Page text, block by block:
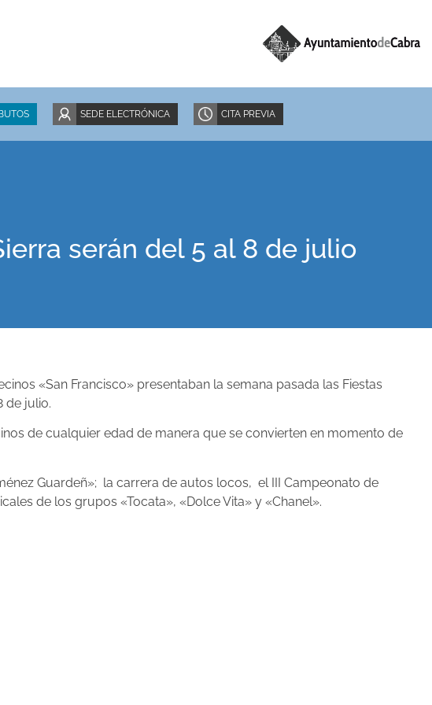
SEDE ELECTRÓNICA CITA PREVIA
serán del 5 al 8 de julio
«San Francisco» presentaban la semana pasada las Fiestas
de julio.
de cualquier edad de manera que se convierten en momento de
Guardeñ»; la carrera de autos locos, el III Campeonato de
de los grupos «Tocata», «Dolce Vita» y «Chanel».